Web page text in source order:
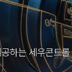
하는 세우콘트롤